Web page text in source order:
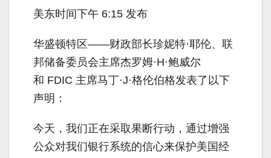
美东时间下午 6:15 发布
华盛顿特区——财政部长珍妮特·耶伦、联
邦储备委员会主席杰罗姆·H·鲍威尔
和 FDIC 主席马丁·J·格伦伯格发表了以下
声明：
今天，我们正在采取果断行动，通过增强
公众对我们银行系统的信心来保护美国经